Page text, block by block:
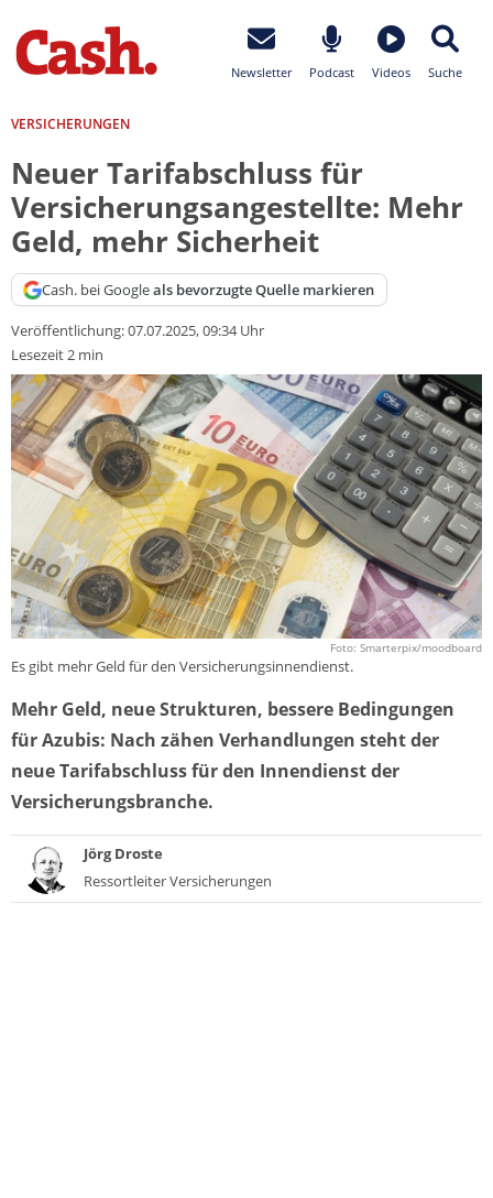
Newsletter Podcast Videos Suche
VERSICHERUNGEN
Neuer Tarifabschluss für
Versicherungsangestellte: Mehr
Geld, mehr Sicherheit
Cash. bei Googleals bevorzugte Quelle markieren
Veröffentlichung:07.07.2025, 09:34 Uhr
Lesezeit 2 min
Foto: Smarterpix/moodboard
Es gibt mehr Geld für den Versicherungsinnendienst.
Mehr Geld, neue Strukturen, bessere Bedingungen
für Azubis: Nach zähen Verhandlungen steht der
neue Tarifabschluss für den Innendienst der
Versicherungsbranche.
Jörg Droste
Ressortleiter Versicherungen